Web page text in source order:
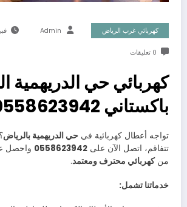
كهربائي غرب الرياض Admin
0 تعليقات
كهربائي حي الدريهمية
باكستاني 0558623942
تواجه أعطال كهربائية في حي الدريهمية بالرياض
تتفاقم، اتصل الآن على 0558623942 واحصل
منكهربائي محترف ومعتمد.
خدماتنا تشمل: